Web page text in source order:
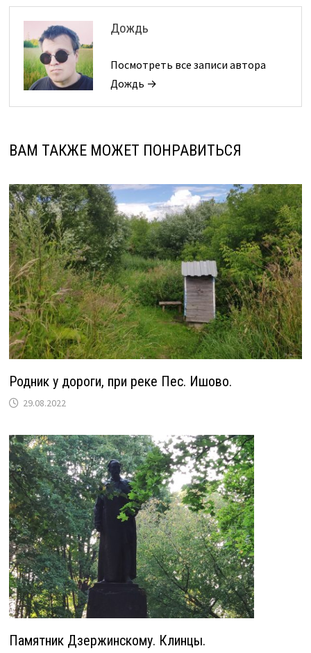
Дождь
Посмотреть все записи автора
Дождь →
ВАМ ТАКЖЕ МОЖЕТ ПОНРАВИТЬСЯ
Родник у дороги, при реке Пес. Ишово.
29.08.2022
Памятник Дзержинскому. Клинцы.